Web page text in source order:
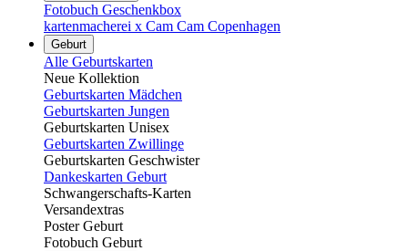
Fotobuch Geschenkbox
kartenmacherei x Cam Cam Copenhagen
Geburt
Alle Geburtskarten
Neue Kollektion
Geburtskarten Mädchen
Geburtskarten Jungen
Geburtskarten Unisex
Geburtskarten Zwillinge
Geburtskarten Geschwister
Dankeskarten Geburt
Schwangerschafts-Karten
Versandextras
Poster Geburt
Fotobuch Geburt